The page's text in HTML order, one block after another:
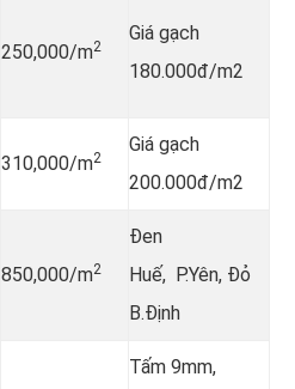
250,000/m2
Giá gạch
180.000đ/m2
310,000/m2
Giá gạch
200.000đ/m2
850,000/m2
Đen
Huế, P.Yên, Đỏ
B.Định
Tấm 9mm,